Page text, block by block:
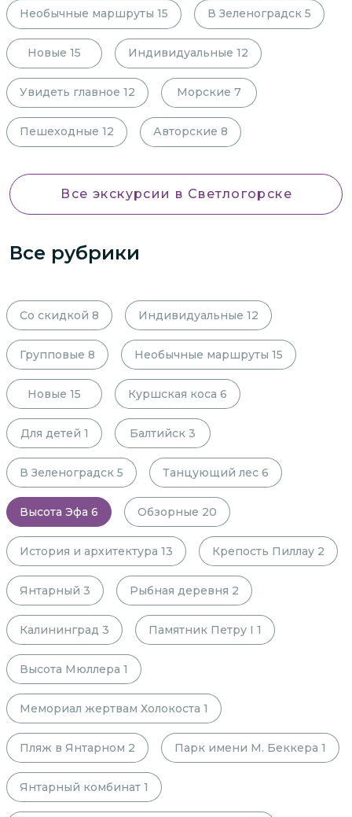
Необычные маршруты 15 В Зеленоградск 5
Новые 15 Индивидуальные 12
Увидеть главное 12 Морские 7
Пешеходные 12 Авторские 8
Все экскурсии в Светлогорске
Все рубрики
Со скидкой 8 Индивидуальные 12
Групповые 8 Необычные маршруты 15
Новые 15 Куршская коса 6
Для детей 1 Балтийск 3
В Зеленоградск 5 Танцующий лес 6
Высота Эфа 6 Обзорные 20
История и архитектура 13 Крепость Пиллау 2
Янтарный 3 Рыбная деревня 2
Калининград 3 Памятник Петру I 1
Высота Мюллера 1
Мемориал жертвам Холокоста 1
Пляж в Янтарном 2 Парк имени М. Беккера 1
Янтарный комбинат 1